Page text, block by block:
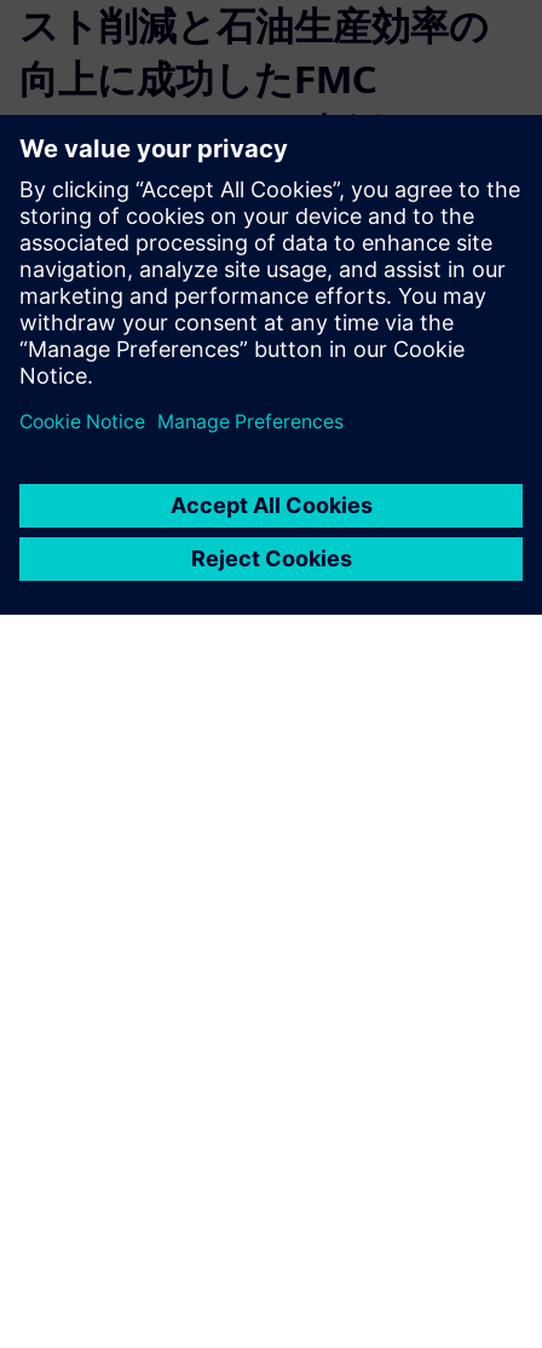
スト削減と石油生産効率の
向上に成功したFMC
Technologiesの事例
実験計画法 (DOE: Design of Experiments) をやめて、石油
およびガスのシミュレーションソフトウェアとHEEDSを活
用し始めたFMC Technologiesの成果:
150以上の設計を評価
3組のデザインを特定
熱伝導性能を20%最適化
製造および材料コストを削減